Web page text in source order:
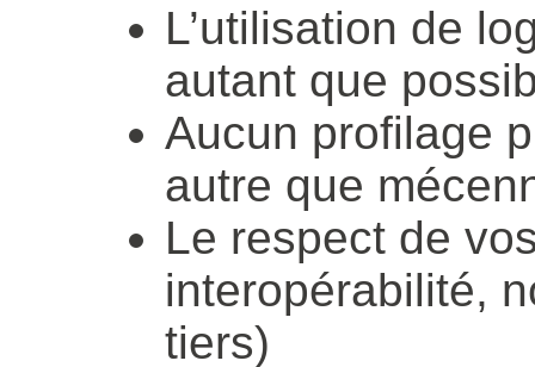
L’utilisation de
autant que
Aucun profilage
autre que
Le respect de
interopérabilité,
tiers)